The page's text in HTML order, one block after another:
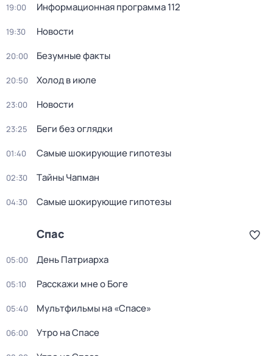
19:00 Информационная программа 112
19:30 Новости
20:00 Бeзумные фaкты
20:50 Холод в июле
23:00 Новости
23:25 Беги без оглядки
01:40 Самые шoкиpующие гипотезы
02:30 Тaйны Чапман
04:30 Самые шoкиpующие гипотезы
Спас
05:00 Дeнь Патриаpха
05:10 Расскажи мне о Боге
05:40 Мультфильмы на «Спасе»
06:00 Утро на Спасе